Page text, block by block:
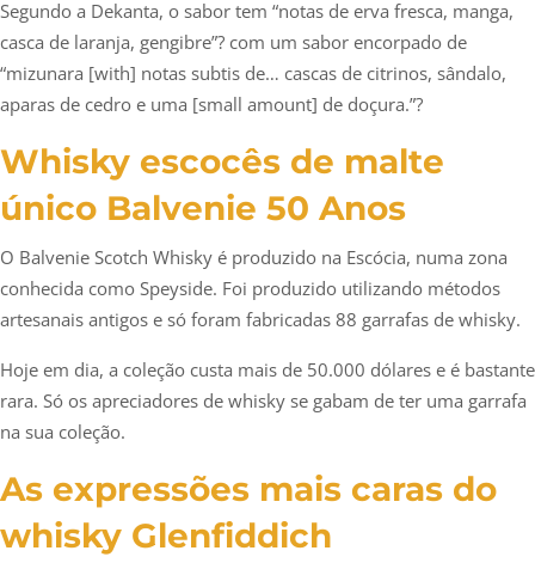
Segundo a Dekanta, o sabor tem “notas de erva fresca, manga,
casca de laranja, gengibre”? com um sabor encorpado de
“mizunara [with] notas subtis de… cascas de citrinos, sândalo,
aparas de cedro e uma [small amount] de doçura.”?
Whisky escocês de malte
único Balvenie 50 Anos
O Balvenie Scotch Whisky é produzido na Escócia, numa zona
conhecida como Speyside. Foi produzido utilizando métodos
artesanais antigos e só foram fabricadas 88 garrafas de whisky.
Hoje em dia, a coleção custa mais de 50.000 dólares e é bastante
rara. Só os apreciadores de whisky se gabam de ter uma garrafa
na sua coleção.
As expressões mais caras do
whisky Glenfiddich